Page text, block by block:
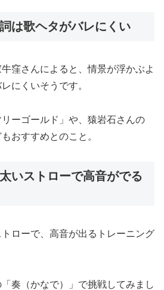
は歌ヘタがバレにくい
窪さんによると、情景が浮かぶよ
にくいそうです。
ーゴールド」や、猿岩石さんの
おすすめとのこと。
いストローで高音がでる
ローで、高音が出るトレーニング
奏（かなで）」で挑戦してみまし